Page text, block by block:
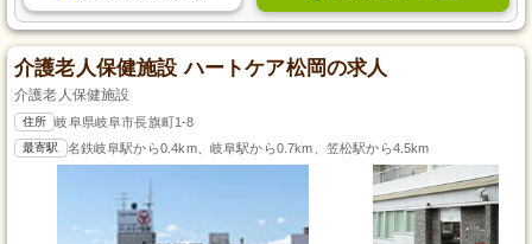
介護老人保健施設 ハートケア松岡の求人
介護老人保健施設
住所 岐阜県岐阜市長旗町1-8
最寄駅 名鉄岐阜駅から0.4km、岐阜駅から0.7km、笠松駅から4.5km